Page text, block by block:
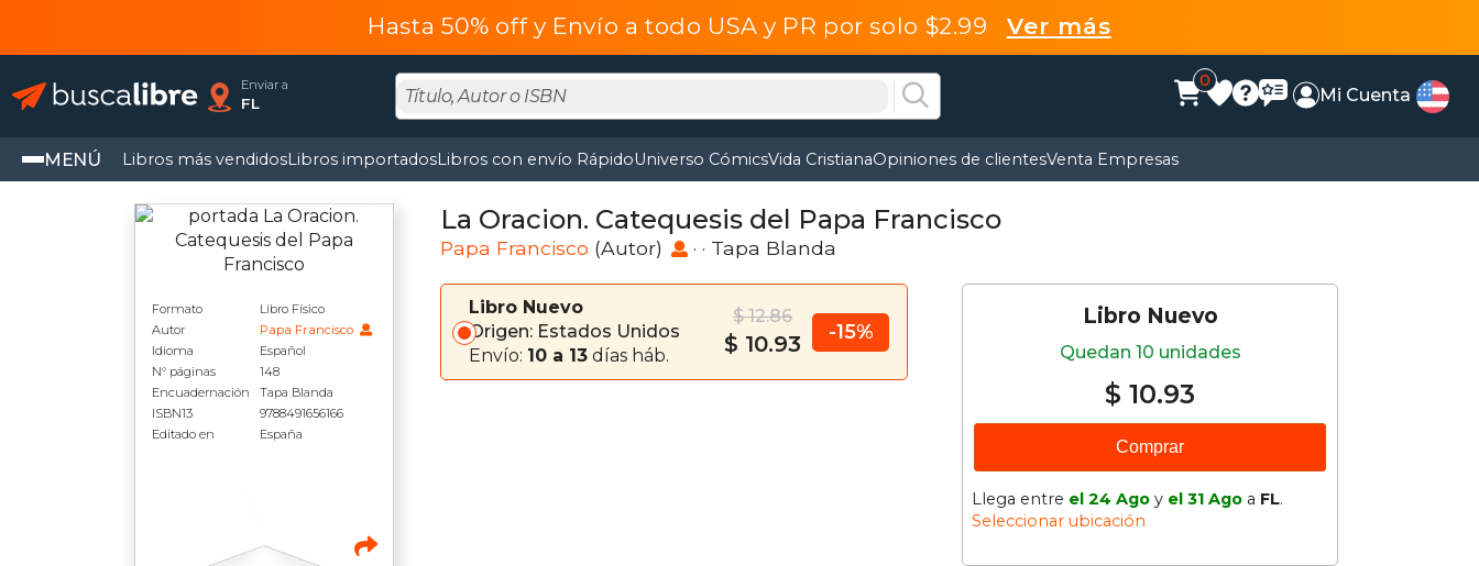
Hasta 50% off y Envío a todo USA y PR por solo $2.99 Ver más
Enviar a
FL
0
Mi Cuenta
MENÚ Libros más vendidosLibros importadosLibros con envío RápidoUniverso CómicsVida CristianaOpiniones de clientesVenta Empresas
Formato
Libro Físico
Autor
Papa Francisco
Idioma
Español
N° páginas
148
Encuadernación
Tapa Blanda
ISBN13
9788491656166
Editado en
España
La Oracion. Catequesis del Papa Francisco
Papa Francisco (Autor) · · Tapa Blanda
Libro Nuevo
Origen: Estados Unidos
Envío: 10 a 13 días háb.
$ 12.86
$ 10.93 -15%
Libro Nuevo
Quedan 10 unidades
$ 10.93
Comprar
Llega entre el 24 Ago y el 31 Ago a FL.
Seleccionar ubicación